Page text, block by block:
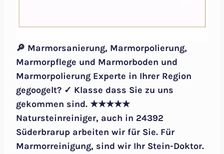
🔎 Marmorsanierung, Marmorpolierung,
Marmorpflege und Marmorboden und
Marmorpolierung Experte in Ihrer Region
gegoogelt? ✓ Klasse dass Sie zu uns
gekommen sind. ★★★★★
Natursteinreiniger, auch in 24392
Süderbrarup arbeiten wir für Sie. Für
Marmorreinigung, sind wir Ihr Stein-Doktor.